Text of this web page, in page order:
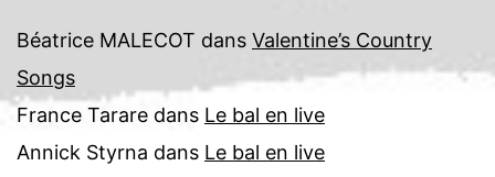
Béatrice MALECOT dans Valentine’s Country
Songs
France Tarare dans Le bal en live
Annick Styrna dans Le bal en live